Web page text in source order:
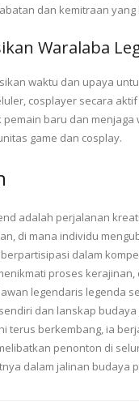
dan kemitraan yang
Waralaba
waktu dan upaya
cosplayer secara
pemain baru dan menjaga
game dan cosplay.
adalah perjalanan
di mana individu
dalam
proses kerajinan,
legendaris legenda
dan lanskap budaya
terus berkembang, ia
penonton di
dalam jalinan budaya